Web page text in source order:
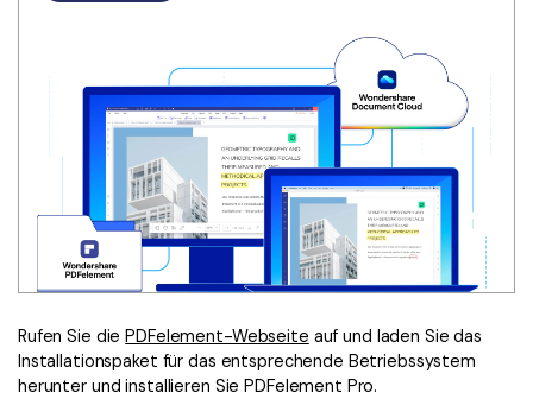
Rufen Sie diePDFelement-Webseite auf und laden Sie das
Installationspaket für das entsprechende Betriebssystem
herunter und installieren Sie PDFelement Pro.